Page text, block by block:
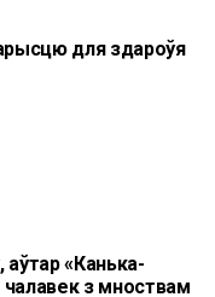
для здароўя
«Канька-
з мноствам